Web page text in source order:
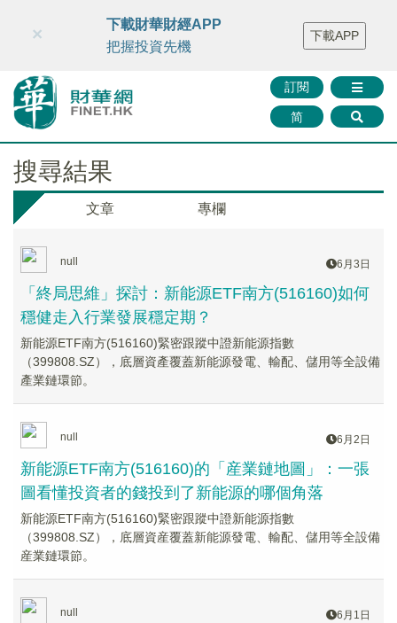
財華智庫網 FINTV FINMETA 財華證券 媒體矩陣
智庫沙龍
聯絡我們
訂閱
简
×
下載財華財經APP
把握投資先機
下載APP
搜尋結果
文章 專欄
null 6月3日
「終局思維」探討：新能源ETF南方(516160)如何
穩健走入行業發展穩定期？
新能源ETF南方(516160)緊密跟蹤中證新能源指數
（399808.SZ），底層資產覆蓋新能源發電、輸配、儲用等全設備
產業鏈環節。
null 6月2日
新能源ETF南方(516160)的「産業鏈地圖」：一張
圖看懂投資者的錢投到了新能源的哪個角落
新能源ETF南方(516160)緊密跟蹤中證新能源指數
（399808.SZ），底層資産覆蓋新能源發電、輸配、儲用等全設備
産業鏈環節。
null 6月1日